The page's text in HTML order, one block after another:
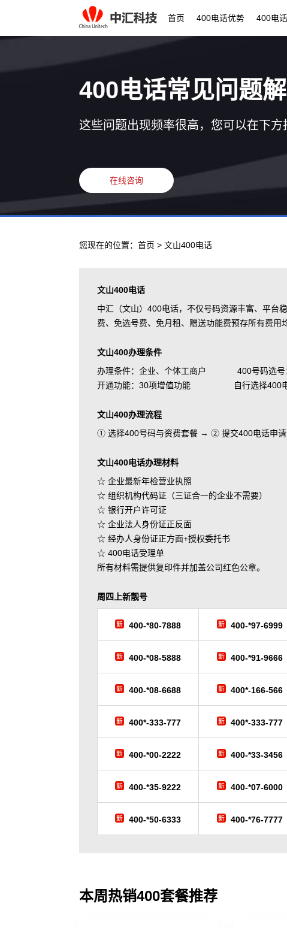
首页 400电话优势 400电
400电话常见问题
这些问题出现频率很高，您可以在下
在线咨询
您现在的位置： 首页 > 文山400电话
文山400电话
中汇（文山）400电话，不仅号码资源丰富、平台
费、免选号费、免月租、赠送功能费预存所有费用
文山400办理条件
办理条件：企业、个体工商户 400号码选号
开通功能：30项增值功能 自行选择400电
文山400办理流程
① 选择400号码与资费套餐 → ② 提交400电话申
文山400电话办理材料
☆ 企业最新年检营业执照
☆ 组织机构代码证（三证合一的企业不需要）
☆ 银行开户许可证
☆ 企业法人身份证正反面
☆ 经办人身份证正方面+授权委托书
☆ 400电话受理单
所有材料需提供复印件并加盖公司红色公章。
周四 上新靓号
400-*80-7888 400-*97-6999
400-*08-5888 400-*91-9666
400-*08-6688 400*-166-566
400*-333-777 400*-333-777
400-*00-2222 400-*33-3456
400-*35-9222 400-*07-6000
400-*50-6333 400-*76-7777
本周热销400套餐推荐